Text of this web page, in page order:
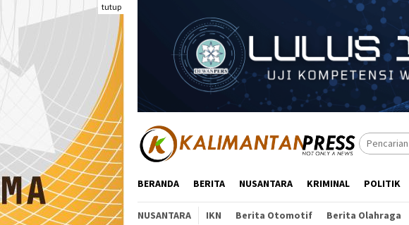
tutup
BERANDA BERITA NUSANTARA KRIMINAL POLITIK
NUSANTARA IKN Berita Otomotif Berita Olahraga